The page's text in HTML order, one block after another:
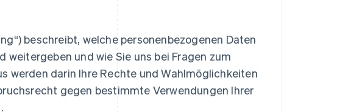
beschreibt, welche personenbezogenen Daten
weitergeben und wie Sie uns bei Fragen zum
werden darin Ihre Rechte und Wahlmöglichkeiten
gegen bestimmte Verwendungen Ihrer